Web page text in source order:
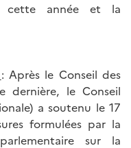
cette année et la
: Après le Conseil des
dernière, le Conseil
a soutenu le 17
formulées par la
sur la